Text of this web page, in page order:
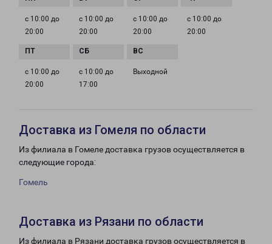
с 10:00 до
20:00
с 10:00 до
20:00
с 10:00 до
20:00
с 10:00 до
20:00
с 10:00 до
20:00
с 10:00 до
17:00
Выходной
Доставка из Гомеля по области
Из филиала в Гомеле доставка грузов осуществляется в
следующие города:
Гомель
Доставка из Рязани по области
Из филиала в Рязани доставка грузов осуществляется в